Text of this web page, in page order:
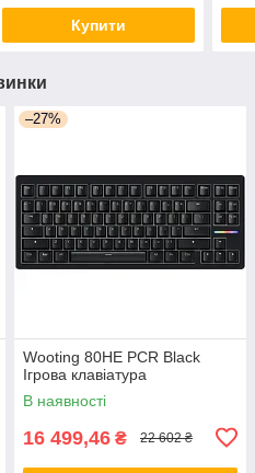
Купити
–27%
Wooting 80HE PCR Black
Ігрова клавіатура
В наявності
16 499,46 ₴ 22 602 ₴